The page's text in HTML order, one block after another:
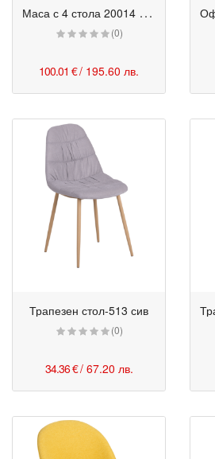
М
аса с 4 стола 20014 - дъб сонома 2
(0)
100.01 €/ 195.60 лв.
Трапезен стол-513 сив
(0)
34.36 €/ 67.20 лв.